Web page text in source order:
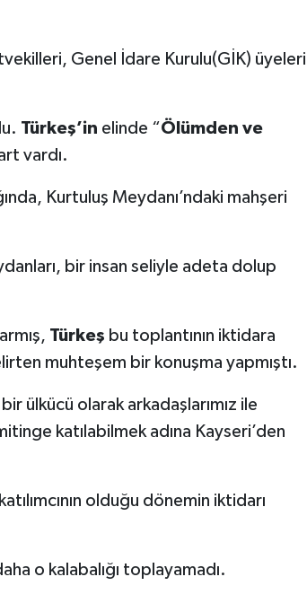
Genel İdare Kurulu(GİK) üyeleri
Türkeş’in elinde “Ölümden ve
vardı.
Kurtuluş Meydanı’ndaki mahşeri
bir insan seliyle adeta dolup
Türkeş bu toplantının iktidara
muhteşem bir konuşma yapmıştı.
ülkücü olarak arkadaşlarımız ile
katılabilmek adına Kayseri’den
olduğu dönemin iktidarı
o kalabalığı toplayamadı.